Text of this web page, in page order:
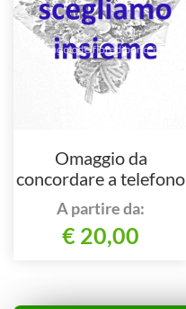
Omaggio da
concordare a telefono
allo 0918988001 o
3271381458
A partire da:
€ 20,00